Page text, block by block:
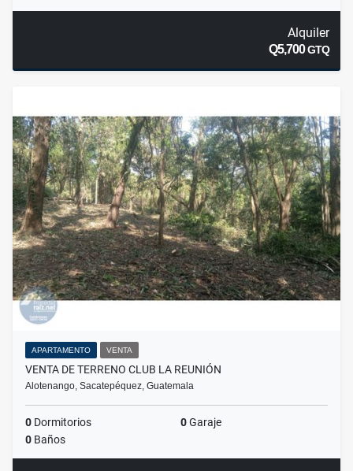
Alquiler
Q5,700GTQ
APARTAMENTO VENTA
VENTA DE TERRENO CLUB LA REUNIÓN
Alotenango, Sacatepéquez, Guatemala
0 Dormitorios 0Garaje
0 Baños